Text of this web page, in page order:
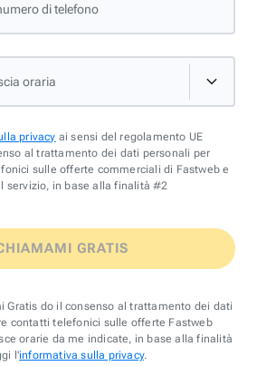
di telefono
oraria
privacy ai sensi del regolamento UE
al trattamento dei dati personali per
sulle offerte commerciali di Fastweb e
servizio, in base alla finalità #2
GRATIS
Gratis do il consenso al trattamento dei dati
contatti telefonici sulle offerte Fastweb
orarie da me indicate, in base alla finalità
l'informativa sulla privacy.